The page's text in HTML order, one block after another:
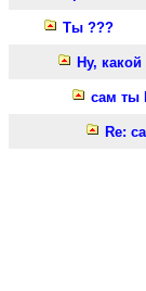
Ты ???
Ну,
сам ты
Re: